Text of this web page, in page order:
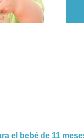
el bebé de 11